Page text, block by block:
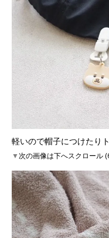
軽いので帽子につけたり
▼次の画像は下へスクロール